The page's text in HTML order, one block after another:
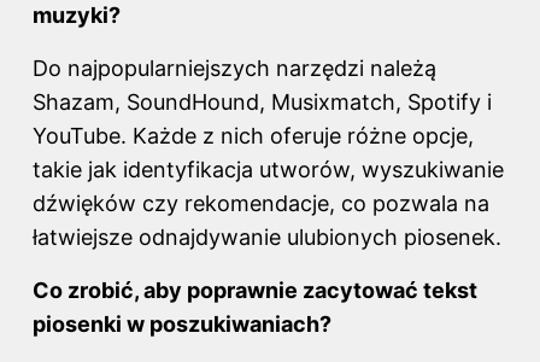
muzyki?
Do najpopularniejszych narzędzi należą
Shazam, SoundHound, Musixmatch, Spotify i
YouTube. Każde z nich oferuje różne opcje,
takie jak identyfikacja utworów, wyszukiwanie
dźwięków czy rekomendacje, co pozwala na
łatwiejsze odnajdywanie ulubionych piosenek.
Co zrobić, aby poprawnie zacytować tekst
piosenki w poszukiwaniach?